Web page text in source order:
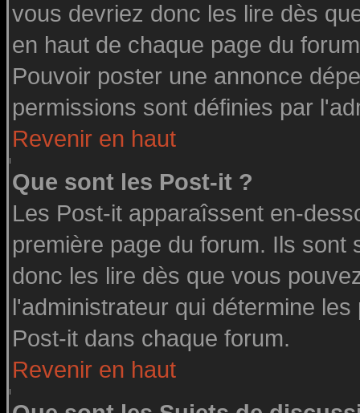
vous devriez donc les lire dès
en haut de chaque page du
Pouvoir poster une annonce
permissions sont définies par
Revenir en haut
Que sont les Post-it ?
Les Post-it apparaîssent en-
première page du forum. Ils
donc les lire dès que vous
l'administrateur qui détermine
Post-it dans chaque forum.
Revenir en haut